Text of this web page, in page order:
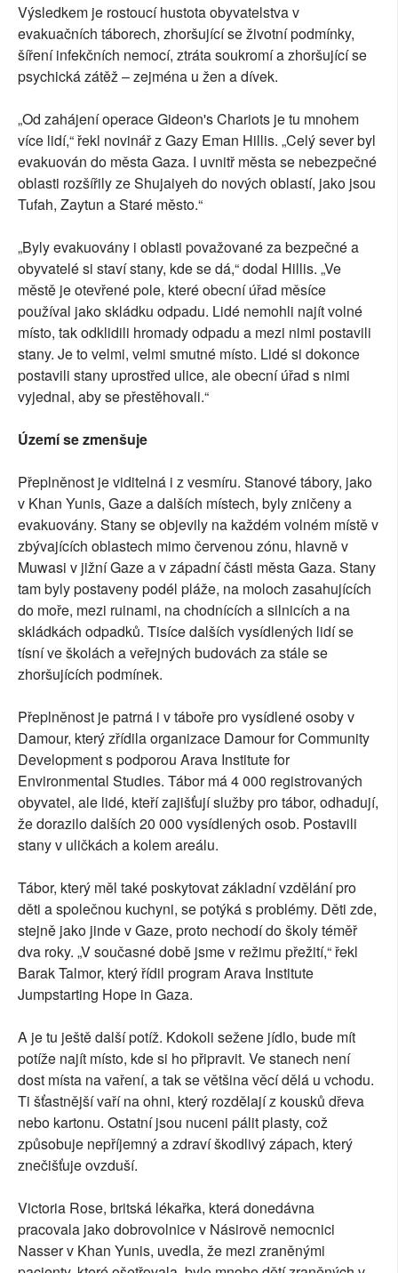
Výsledkem je rostoucí hustota obyvatelstva v
evakuačních táborech, zhoršující se životní podmínky,
šíření infekčních nemocí, ztráta soukromí a zhoršující se
psychická zátěž – zejména u žen a dívek.
„Od zahájení operace Gideon's Chariots je tu mnohem
více lidí,“ řekl novinář z Gazy Eman Hillis. „Celý sever byl
evakuován do města Gaza. I uvnitř města se nebezpečné
oblasti rozšířily ze Shujaiyeh do nových oblastí, jako jsou
Tufah, Zaytun a Staré město.“
„Byly evakuovány i oblasti považované za bezpečné a
obyvatelé si staví stany, kde se dá,“ dodal Hillis. „Ve
městě je otevřené pole, které obecní úřad měsíce
používal jako skládku odpadu. Lidé nemohli najít volné
místo, tak odklidili hromady odpadu a mezi nimi postavili
stany. Je to velmi, velmi smutné místo. Lidé si dokonce
postavili stany uprostřed ulice, ale obecní úřad s nimi
vyjednal, aby se přestěhovali.“
Území se zmenšuje
Přeplněnost je viditelná i z vesmíru. Stanové tábory, jako
v Khan Yunis, Gaze a dalších místech, byly zničeny a
evakuovány. Stany se objevily na každém volném místě v
zbývajících oblastech mimo červenou zónu, hlavně v
Muwasi v jižní Gaze a v západní části města Gaza. Stany
tam byly postaveny podél pláže, na moloch zasahujících
do moře, mezi ruinami, na chodnících a silnicích a na
skládkách odpadků. Tisíce dalších vysídlených lidí se
tísní ve školách a veřejných budovách za stále se
zhoršujících podmínek.
Přeplněnost je patrná i v táboře pro vysídlené osoby v
Damour, který zřídila organizace Damour for Community
Development s podporou Arava Institute for
Environmental Studies. Tábor má 4 000 registrovaných
obyvatel, ale lidé, kteří zajišťují služby pro tábor, odhadují,
že dorazilo dalších 20 000 vysídlených osob. Postavili
stany v uličkách a kolem areálu.
Tábor, který měl také poskytovat základní vzdělání pro
děti a společnou kuchyni, se potýká s problémy. Děti zde,
stejně jako jinde v Gaze, proto nechodí do školy téměř
dva roky. „V současné době jsme v režimu přežití,“ řekl
Barak Talmor, který řídil program Arava Institute
Jumpstarting Hope in Gaza.
A je tu ještě další potíž. Kdokoli sežene jídlo, bude mít
potíže najít místo, kde si ho připravit. Ve stanech není
dost místa na vaření, a tak se většina věcí dělá u vchodu.
Ti šťastnější vaří na ohni, který rozdělají z kousků dřeva
nebo kartonu. Ostatní jsou nuceni pálit plasty, což
způsobuje nepříjemný a zdraví škodlivý zápach, který
znečišťuje ovzduší.
Victoria Rose, britská lékařka, která donedávna
pracovala jako dobrovolnice v Násirově nemocnici
Nasser v Khan Yunis, uvedla, že mezi zraněnými